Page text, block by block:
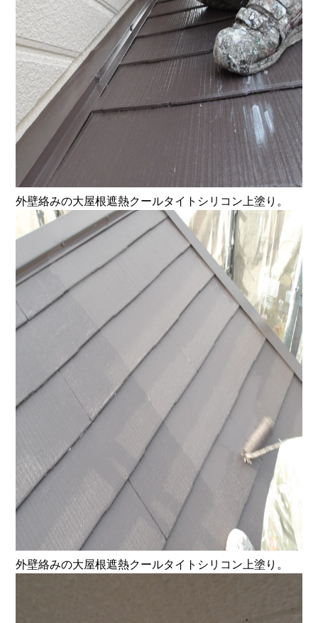
外壁絡みの大屋根遮熱クールタイトシリコン上塗り。
外壁絡みの大屋根遮熱クールタイトシリコン上塗り。